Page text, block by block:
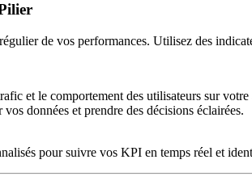
de vos performances. Utilisez des
et le comportement des utilisateurs sur votre
données et prendre des décisions éclairées.
pour suivre vos KPI en temps réel et